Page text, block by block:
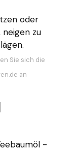
oder
neigen zu
Sie sich die
an
-